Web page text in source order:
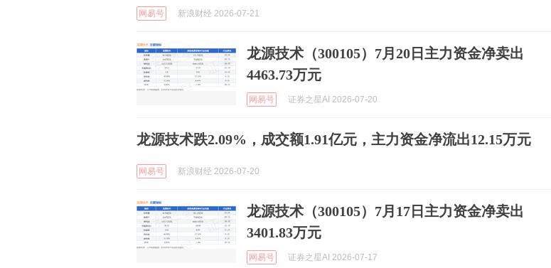
网易号 新浪财经 2026-07-21
龙源技术（300105）7月20日主力资金净卖出
4463.73万元
网易号 证券之星AI 2026-07-20
龙源技术跌2.09%，成交额1.91亿元，主力资金净流出12.15万元
网易号 新浪财经 2026-07-20
龙源技术（300105）7月17日主力资金净卖出
3401.83万元
网易号 证券之星AI 2026-07-17